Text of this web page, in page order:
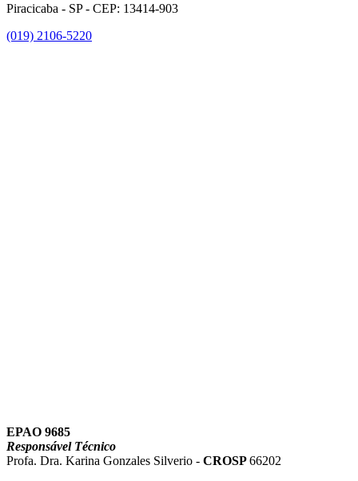
Piracicaba - SP - CEP: 13414-903
(019) 2106-5220
EPAO 9685
Responsável Técnico
Profa. Dra. Karina Gonzales Silverio - CROSP66202